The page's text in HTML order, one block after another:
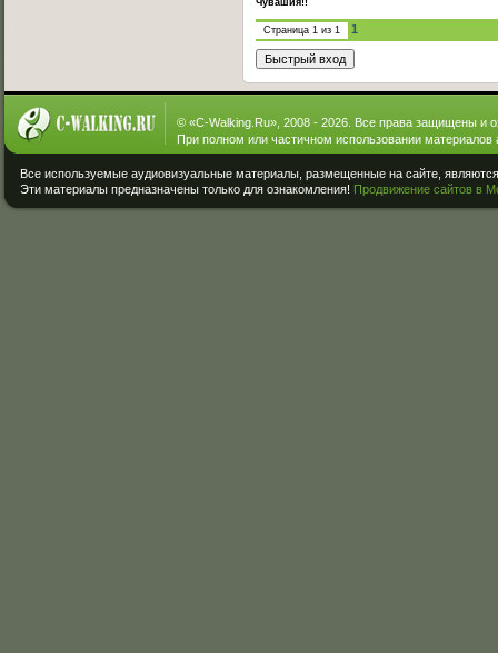
Чувашия!!
Страница 1 из 1 1
© «C-Walking.Ru», 2008 - 2026. Все права защищены и
При полном или частичном использовании материалов
Все используемые аудиовизуальные материалы, размещенные на сайте,
Эти материалы предназначены только для ознакомления! Продвижение сайтов в